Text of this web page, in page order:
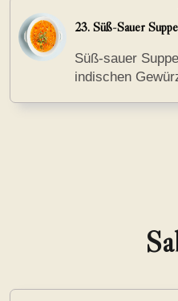
23. Süß-Sauer Suppe
Süß-sauer
indischen